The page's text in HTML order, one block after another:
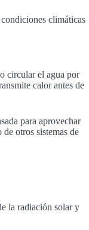
climáticas
circular el agua por
calor antes de
para aprovechar
otros sistemas de
la radiación solar y